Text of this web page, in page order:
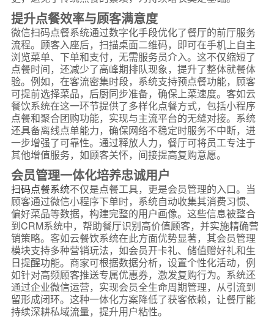
提升点餐效率与顾客满意度
微信扫码点餐系统通过数字化手段优化了餐厅的前厅服务
流程。顾客入座后，扫描桌面二维码，即可在手机上自主
浏览菜单、下单和支付，无需服务员介入。这不仅缩短了
点餐时间，还减少了高峰期排队现象，提升了整体就餐体
验。例如，在客流密集时段，系统支持预点餐功能，顾客
可提前选择菜品，后厨同步准备，确保上菜速度。客如云
餐饮系统在这一环节提供了多样化点餐方式，包括小程序
点餐和聚合团购功能，实现与主流平台的无缝对接。系统
还具备离线点单能力，确保网络不稳定时服务不中断，进
一步增强了可靠性。通过释放人力，餐厅可将员工专注于
其他增值服务，如顾客关怀，间接提高复购意愿。
会员管理一体化培养忠诚用户
扫码点餐系统不仅是点餐工具，更是会员管理的入口。当
顾客通过微信小程序下单时，系统自动收集其消费习惯、
偏好菜品等数据，构建完整的用户画像。这些信息被整合
到CRM系统中，帮助餐厅识别高价值顾客，并实施精确营
销策略。客如云餐饮系统在此方面优势显著，其会员管理
模块支持多种营销玩法，如会员开卡礼、储值赠好礼和生
日提醒功能。商家可根据数据分析，设置个性化活动，例
如针对高频顾客推送专属优惠券，激发复购行为。系统还
通过企业微信运营，实现会员全生命周期管理，从引流到
留形成闭环。这种一体化方案降低了获客依赖，让餐厅能
持续深耕私域流量，提升用户粘性。